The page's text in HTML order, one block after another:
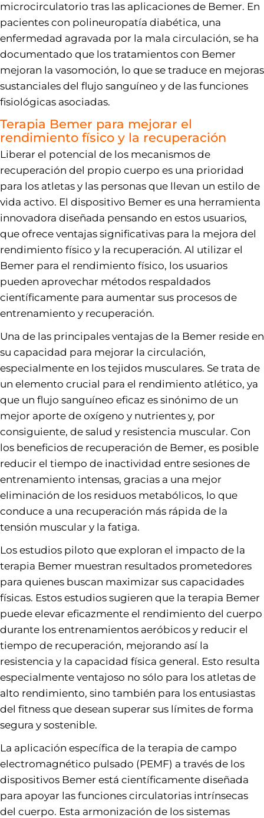
microcirculatorio tras las aplicaciones de Bemer. En
pacientes con polineuropatía diabética, una
enfermedad agravada por la mala circulación, se ha
documentado que los tratamientos con Bemer
mejoran la vasomoción, lo que se traduce en mejoras
sustanciales del flujo sanguíneo y de las funciones
fisiológicas asociadas.
Terapia Bemer para mejorar el
rendimiento físico y la recuperación
Liberar el potencial de los mecanismos de
recuperación del propio cuerpo es una prioridad
para los atletas y las personas que llevan un estilo de
vida activo. El dispositivo Bemer es una herramienta
innovadora diseñada pensando en estos usuarios,
que ofrece ventajas significativas para la mejora del
rendimiento físico y la recuperación. Al utilizar el
Bemer para el rendimiento físico, los usuarios
pueden aprovechar métodos respaldados
científicamente para aumentar sus procesos de
entrenamiento y recuperación.
Una de las principales ventajas de la Bemer reside en
su capacidad para mejorar la circulación,
especialmente en los tejidos musculares. Se trata de
un elemento crucial para el rendimiento atlético, ya
que un flujo sanguíneo eficaz es sinónimo de un
mejor aporte de oxígeno y nutrientes y, por
consiguiente, de salud y resistencia muscular. Con
los beneficios de recuperación de Bemer, es posible
reducir el tiempo de inactividad entre sesiones de
entrenamiento intensas, gracias a una mejor
eliminación de los residuos metabólicos, lo que
conduce a una recuperación más rápida de la
tensión muscular y la fatiga.
Los estudios piloto que exploran el impacto de la
terapia Bemer muestran resultados prometedores
para quienes buscan maximizar sus capacidades
físicas. Estos estudios sugieren que la terapia Bemer
puede elevar eficazmente el rendimiento del cuerpo
durante los entrenamientos aeróbicos y reducir el
tiempo de recuperación, mejorando así la
resistencia y la capacidad física general. Esto resulta
especialmente ventajoso no sólo para los atletas de
alto rendimiento, sino también para los entusiastas
del fitness que desean superar sus límites de forma
segura y sostenible.
La aplicación específica de la terapia de campo
electromagnético pulsado (PEMF) a través de los
dispositivos Bemer está científicamente diseñada
para apoyar las funciones circulatorias intrínsecas
del cuerpo. Esta armonización de los sistemas